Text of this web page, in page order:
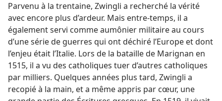
Parvenu à la trentaine, Zwingli a recherché la vérité
avec encore plus d’ardeur. Mais entre-temps, il a
également servi comme aumônier militaire au cours
d’une série de guerres qui ont déchiré l’Europe et dont
l’enjeu était l’Italie. Lors de la bataille de Marignan en
1515, il a vu des catholiques tuer d’autres catholiques
par milliers. Quelques années plus tard, Zwingli a
recopié à la main, et a même appris par cœur, une